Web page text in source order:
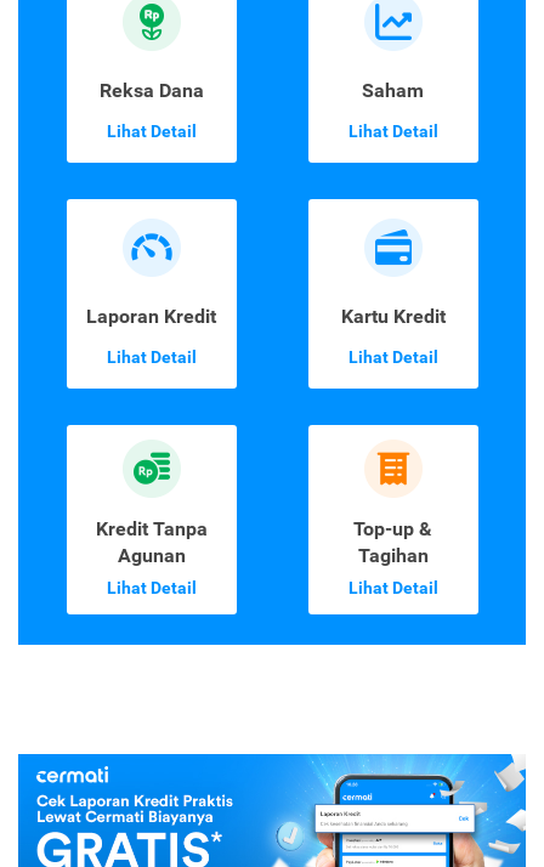
Reksa Dana
Lihat Detail
Saham
Lihat Detail
Laporan Kredit
Lihat Detail
Kartu Kredit
Lihat Detail
Kredit Tanpa
Agunan
Lihat Detail
Top-up &
Tagihan
Lihat Detail